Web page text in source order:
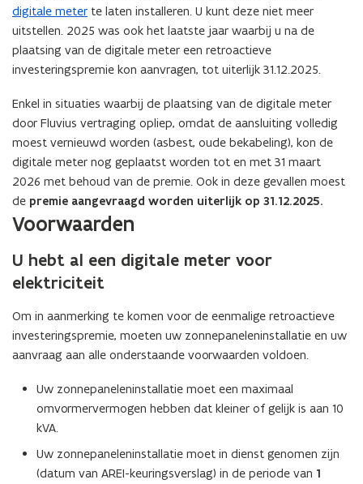
digitale meter te laten installeren. U kunt deze niet meer
uitstellen. 2025 was ook het laatste jaar waarbij u na de
plaatsing van de digitale meter een retroactieve
investeringspremie kon aanvragen, tot uiterlijk 31.12.2025.
Enkel in situaties waarbij de plaatsing van de digitale meter
door Fluvius vertraging opliep, omdat de aansluiting volledig
moest vernieuwd worden (asbest, oude bekabeling), kon de
digitale meter nog geplaatst worden tot en met 31 maart
2026 met behoud van de premie. Ook in deze gevallen moest
de premie aangevraagd worden uiterlijk op 31.12.2025.
Voorwaarden
U hebt al een digitale meter voor
elektriciteit
Om in aanmerking te komen voor de eenmalige retroactieve
investeringspremie, moeten uw zonnepaneleninstallatie en uw
aanvraag aan alle onderstaande voorwaarden voldoen.
Uw zonnepaneleninstallatie moet een maximaal
omvormervermogen hebben dat kleiner of gelijk is aan 10
kVA.
Uw zonnepaneleninstallatie moet in dienst genomen zijn
(datum van AREI-keuringsverslag) in de periode van 1